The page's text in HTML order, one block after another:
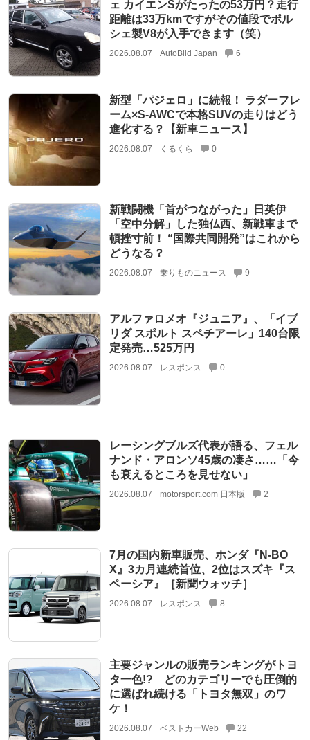
ェ カイエンSがたったの53万円？走行
距離は33万kmですがその値段でポル
シェ製V8が入手できます（笑）
2026.08.07 AutoBild Japan 6
新型「パジェロ」に続報！ ラダーフレ
ーム×S-AWCで本格SUVの走りはどう
進化する？【新車ニュース】
2026.08.07 くるくら 0
新戦闘機「首がつながった」日英伊
「空中分解」した独仏西、新戦車まで
頓挫寸前！ “国際共同開発”はこれから
どうなる？
2026.08.07 乗りものニュース 9
アルファロメオ『ジュニア』、「イブ
リダ スポルト スペチアーレ」140台限
定発売…525万円
2026.08.07 レスポンス 0
レーシングブルズ代表が語る、フェル
ナンド・アロンソ45歳の凄さ……「今
も衰えるところを見せない」
2026.08.07 motorsport.com 日本版 2
7月の国内新車販売、ホンダ『N-BO
X』3カ月連続首位、2位はスズキ『ス
ペーシア』［新聞ウォッチ］
2026.08.07 レスポンス 8
主要ジャンルの販売ランキングがトヨ
タ一色!? どのカテゴリーでも圧倒的
に選ばれ続ける「トヨタ無双」のワ
ケ！
2026.08.07 ベストカーWeb 22